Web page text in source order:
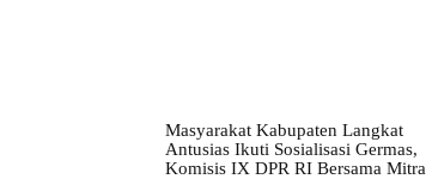
Masyarakat Kabupaten Langkat
Antusias Ikuti Sosialisasi Germas,
Komisis IX DPR RI Bersama Mitra